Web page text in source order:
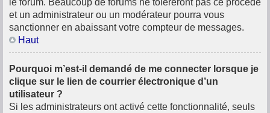
le forum. Beaucoup de forums ne toléreront pas ce procédé
et un administrateur ou un modérateur pourra vous
sanctionner en abaissant votre compteur de messages.
Haut
Pourquoi m’est-il demandé de me connecter lorsque je
clique sur le lien de courrier électronique d’un
utilisateur ?
Si les administrateurs ont activé cette fonctionnalité, seuls